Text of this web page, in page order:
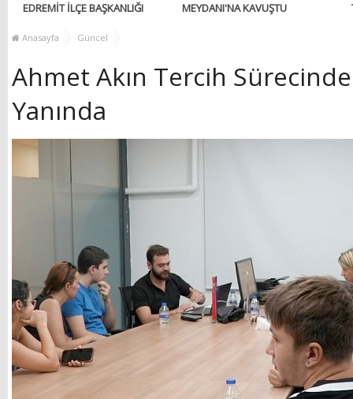
EDREMİT İLÇE BAŞKANLIĞI
AÇILIYOR!
MEYDANI'NA KAVUŞTU
Anasayfa Güncel
Ahmet Akın Tercih
Yanında